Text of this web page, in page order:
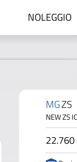
NOLEGGIO
MGZS
NEW ZS
22.760